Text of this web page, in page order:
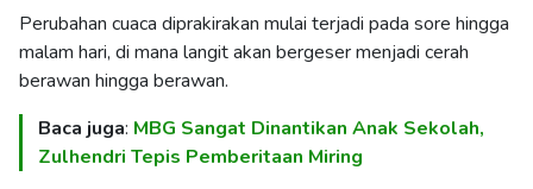
Perubahan cuaca diprakirakan mulai terjadi pada sore hingga
malam hari, di mana langit akan bergeser menjadi cerah
berawan hingga berawan.
Baca juga: MBG Sangat Dinantikan Anak Sekolah,
Zulhendri Tepis Pemberitaan Miring